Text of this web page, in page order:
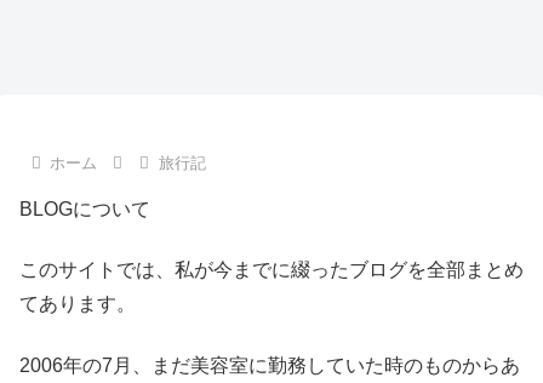
ホーム 旅行記
BLOGについて
このサイトでは、私が今までに綴ったブログを全部まとめ
てあります。
2006年の7月、まだ美容室に勤務していた時のものからあ